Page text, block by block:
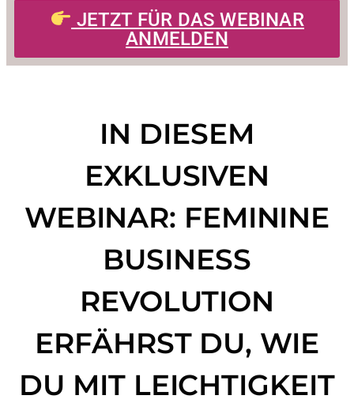
JETZT FÜR DAS WEBINAR
ANMELDEN
IN DIESEM
EXKLUSIVEN
WEBINAR: FEMININE
BUSINESS
REVOLUTION
ERFÄHRST DU, WIE
DU MIT LEICHTIGKEIT